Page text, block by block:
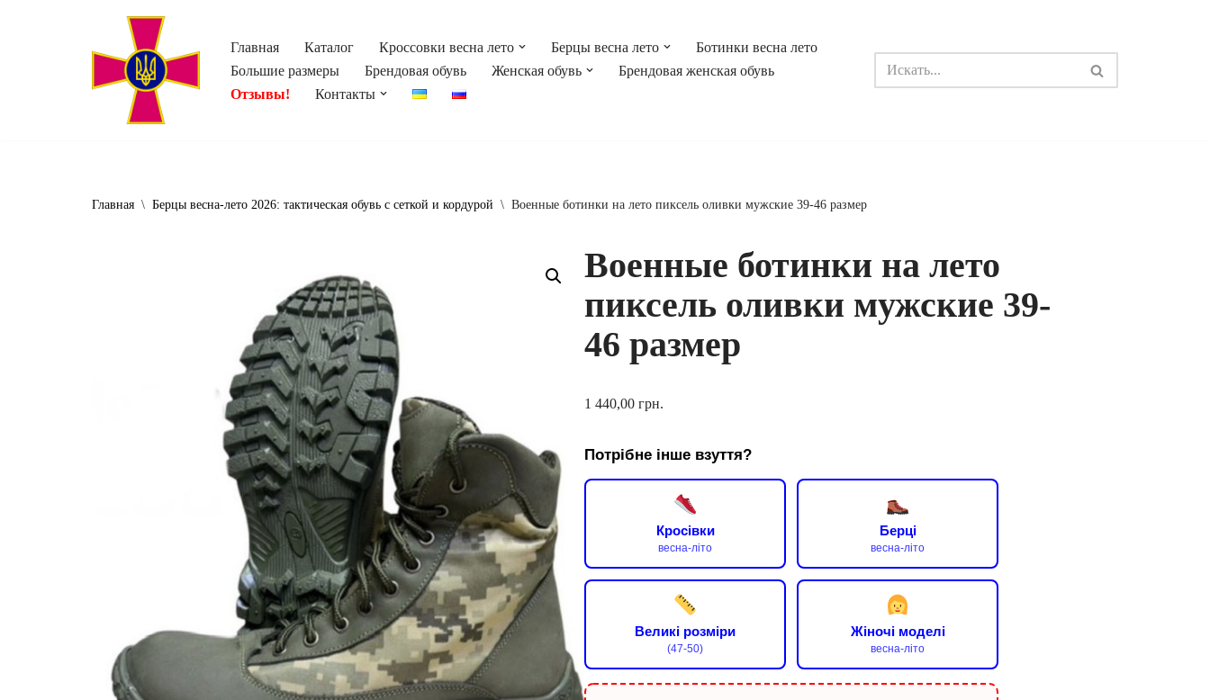
Главная Каталог Кроссовки весна лето Берцы весна лето
Ботинки весна лето
Большие размеры
Брендовая обувь Женская обувь
Брендовая женская обувь
Отзывы!
Контакты
Главная \ Берцы весна-лето 2026: тактическая обувь с сеткой и кордурой \ Военные ботинки на лето пиксель оливки мужские 39-46 размер
Военные ботинки на лето
пиксель оливки мужские 39-
46 размер
1 440,00грн.
Потрібне інше взуття?
Кросівки
весна-літо
Берці
весна-літо
Великі розміри
(47-50)
Жіночі моделі
весна-літо